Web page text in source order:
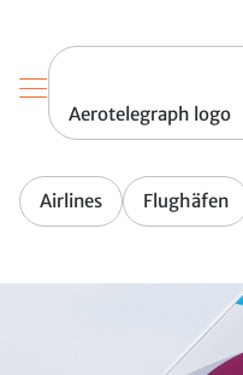
Aerotelegraph logo
Airlines Flughäfen